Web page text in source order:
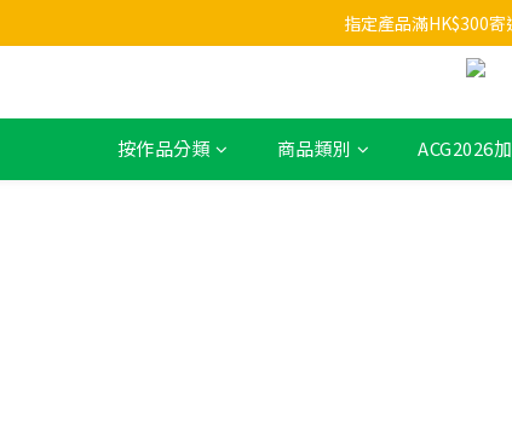
指定產品滿HK$300
按作品分類 商品類別 ACG2026